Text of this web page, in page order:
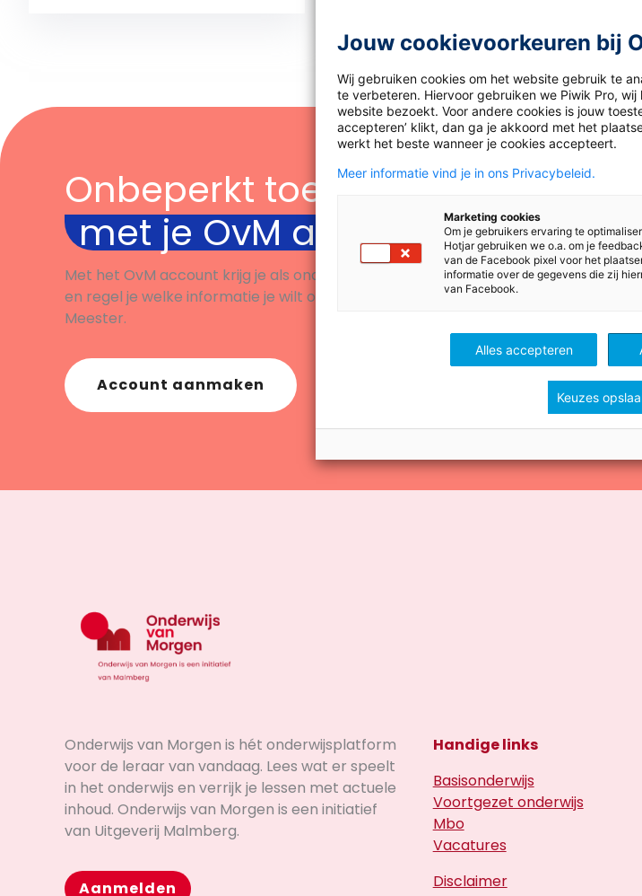
Onbeperkt toegang
met je OvM account
Met het OvM account krijg je als onderwijsprofessional toegang tot meer
en regel je welke informatie je wilt ontvangen. Bijvoorbeeld de nieuwsbrief of Juf &
Meester.
Account aanmaken
Onderwijs van Morgen is hét onderwijsplatform
voor de leraar van vandaag. Lees wat er speelt
in het onderwijs en verrijk je lessen met actuele
inhoud. Onderwijs van Morgen is een initiatief
van Uitgeverij Malmberg.
Aanmelden
Handige links
Basisonderwijs
Voortgezet onderwijs
Mbo
Vacatures
Disclaimer
Jouw cookievoorkeuren bij
Wij gebruiken cookies om het website gebruik te
te verbeteren. Hiervoor gebruiken we Piwik Pro,
website bezoekt. Voor andere cookies is jouw
accepteren’ klikt, dan ga je akkoord met het
werkt het beste wanneer je cookies accepteert.
Meer informatie vind je in ons Privacybeleid.
Marketing cookies
Om je gebruikers ervaring te
Hotjar gebruiken we o.a. om je
van de Facebook pixel voor het
informatie over de gegevens die zij
van Facebook.
Alles accepteren
Keuzes